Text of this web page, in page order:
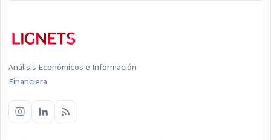
Análisis Económicos e Información
Financiera